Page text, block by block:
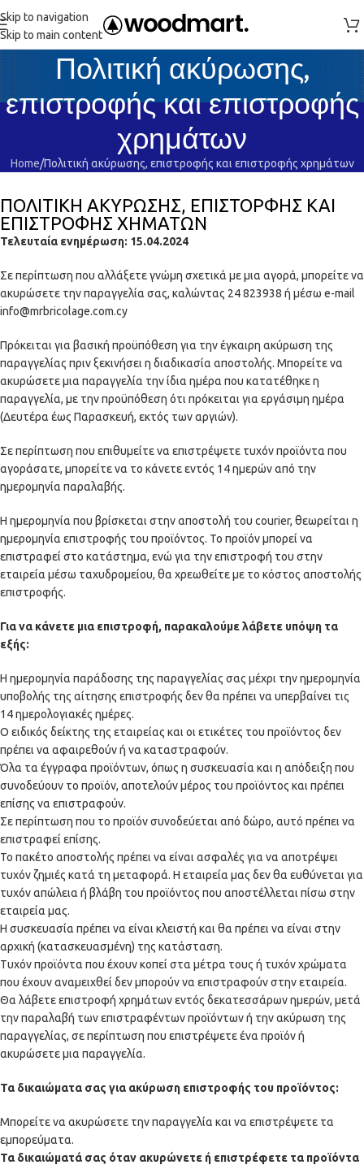
Skip to navigation
Skip to main content
Πολιτική ακύρωσης,
επιστροφής και επιστροφής
χρημάτων
Home Πολιτική ακύρωσης, επιστροφής και επιστροφής χρημάτων
ΠΟΛΙΤΙΚΗ ΑΚΥΡΩΣΗΣ, ΕΠΙΣΤΟΡΦΗΣ ΚΑΙ
ΕΠΙΣΤΡΟΦΗΣ ΧΗΜΑΤΩΝ
Τελευταία ενημέρωση: 15.04.2024
Σε περίπτωση που αλλάξετε γνώμη σχετικά με μια αγορά, μπορείτε να
ακυρώσετε την παραγγελία σας, καλώντας 24 823938 ή μέσω e-mail
info@mrbricolage.com.cy
Πρόκειται για βασική προϋπόθεση για την έγκαιρη ακύρωση της
παραγγελίας πριν ξεκινήσει η διαδικασία αποστολής. Μπορείτε να
ακυρώσετε μια παραγγελία την ίδια ημέρα που κατατέθηκε η
παραγγελία, με την προϋπόθεση ότι πρόκειται για εργάσιμη ημέρα
(Δευτέρα έως Παρασκευή, εκτός των αργιών).
Σε περίπτωση που επιθυμείτε να επιστρέψετε τυχόν προϊόντα που
αγοράσατε, μπορείτε να το κάνετε εντός 14 ημερών από την
ημερομηνία παραλαβής.
Η ημερομηνία που βρίσκεται στην αποστολή του courier, θεωρείται η
ημερομηνία επιστροφής του προϊόντος. Το προϊόν μπορεί να
επιστραφεί στο κατάστημα, ενώ για την επιστροφή του στην
εταιρεία μέσω ταχυδρομείου, θα χρεωθείτε με το κόστος αποστολής
επιστροφής.
Για να κάνετε μια επιστροφή, παρακαλούμε λάβετε υπόψη τα
εξής:
Η ημερομηνία παράδοσης της παραγγελίας σας μέχρι την ημερομηνία
υποβολής της αίτησης επιστροφής δεν θα πρέπει να υπερβαίνει τις
14 ημερολογιακές ημέρες.
Ο ειδικός δείκτης της εταιρείας και οι ετικέτες του προϊόντος δεν
πρέπει να αφαιρεθούν ή να καταστραφούν.
Όλα τα έγγραφα προϊόντων, όπως η συσκευασία και η απόδειξη που
συνοδεύουν το προϊόν, αποτελούν μέρος του προϊόντος και πρέπει
επίσης να επιστραφούν.
Σε περίπτωση που το προϊόν συνοδεύεται από δώρο, αυτό πρέπει να
επιστραφεί επίσης.
Το πακέτο αποστολής πρέπει να είναι ασφαλές για να αποτρέψει
τυχόν ζημιές κατά τη μεταφορά. Η εταιρεία μας δεν θα ευθύνεται για
τυχόν απώλεια ή βλάβη του προϊόντος που αποστέλλεται πίσω στην
εταιρεία μας.
Η συσκευασία πρέπει να είναι κλειστή και θα πρέπει να είναι στην
αρχική (κατασκευασμένη) της κατάσταση.
Τυχόν προϊόντα που έχουν κοπεί στα μέτρα τους ή τυχόν χρώματα
που έχουν αναμειχθεί δεν μπορούν να επιστραφούν στην εταιρεία.
Θα λάβετε επιστροφή χρημάτων εντός δεκατεσσάρων ημερών, μετά
την παραλαβή των επιστραφέντων προϊόντων ή την ακύρωση της
παραγγελίας, σε περίπτωση που επιστρέψετε ένα προϊόν ή
ακυρώσετε μια παραγγελία.
Τα δικαιώματα σας για ακύρωση επιστροφής του προϊόντος:
Μπορείτε να ακυρώσετε την παραγγελία και να επιστρέψετε τα
εμπορεύματα.
Τα δικαιώματά σας όταν ακυρώνετε ή επιστρέφετε τα προϊόντα